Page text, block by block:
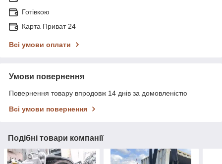
Готівкою
Карта Приват 24
Всі умови оплати
Умови повернення
Повернення товару впродовж 14 днів за домовленістю
Всі умови повернення
Подібні товари компанії